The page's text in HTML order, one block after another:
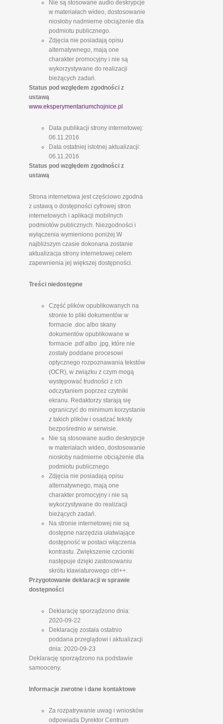
Nie są stosowane audio deskrypcje
w materiałach wideo, dostosowanie
niosłoby nadmierne obciążenie dla
podmiotu publicznego.
Zdjęcia nie posiadają opisu
alternatywnego, mają one
charakter promocyjny i nie są
wykorzystywane do realizacji
bieżących zadań.
Status pod względem zgodności z
ustawą
www.eksperymentariumchojnice.pl
Data publikacji strony internetowej:
06.11.2016
Data ostatniej istotnej aktualizacji:
06.11.2016
Status pod względem zgodności z
ustawą
Strona internetowa jest częściowo zgodna
z ustawą o dostępności cyfrowej stron
internetowych i aplikacji mobilnych
podmiotów publicznych. Niezgodności i
wyłączenia wymieniono poniżej.W
najbliższym czasie dokonana zostanie
aktualizacja strony internetowej celem
zapewnienia jej większej dostępności.
Treści niedostępne
Część plików opublikowanych na
stronie to pliki dokumentów w
formacie .doc albo skany
dokumentów opublikowane w
formacie .pdf albo .jpg, które nie
zostały poddane procesowi
optycznego rozpoznawania tekstów
(OCR), w związku z czym mogą
występować trudności z ich
odczytaniem poprzez czytniki
ekranu. Redaktorzy starają się
ograniczyć do minimum korzystanie
z takich plików i osadzać teksty
bezpośrednio w serwisie.
Nie są stosowane audio deskrypcje
w materiałach wideo, dostosowanie
niosłoby nadmierne obciążenie dla
podmiotu publicznego.
Zdjęcia nie posiadają opisu
alternatywnego, mają one
charakter promocyjny i nie są
wykorzystywane do realizacji
bieżących zadań.
Na stronie internetowej nie są
dostępne narzędzia ułatwiające
dostępność w postaci włączenia
kontrastu. Zwiększenie czcionki
następuje dzięki zastosowaniu
skrótu klawiaturowego ctrl++.
Przygotowanie deklaracji w sprawie
dostępności
Deklarację sporządzono dnia:
2020-09-22
Deklarację została ostatnio
poddana przeglądowi i aktualizacji
dnia: 2020-09-23
Deklarację sporządzono na podstawie
samooceny.
Informacje zwrotne i dane kontaktowe
Za rozpatrywanie uwag i wniosków
odpowiada Dyrektor Centrum